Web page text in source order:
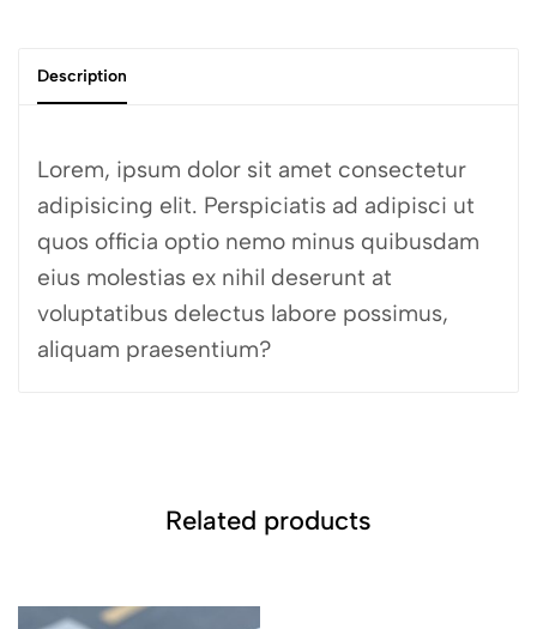
Description
Lorem, ipsum dolor sit amet consectetur
adipisicing elit. Perspiciatis ad adipisci ut
quos officia optio nemo minus quibusdam
eius molestias ex nihil deserunt at
voluptatibus delectus labore possimus,
aliquam praesentium?
Related products